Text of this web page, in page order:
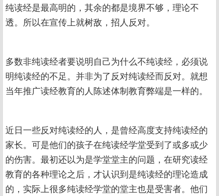
纯读经是最高明的，其余的都是境界不够，理论不
透。所以在宣传上就树敌，招人反对。
多数非纯读经者要说明自己为什么不纯读经，必须说
明纯读经的不足。并非为了反对纯读经而反对。就想
当年推广读经教育的人陈述体制教育弊端是一样的。
近日一些反对纯读经的人，是曾经高度支持纯读经的
家长。可是他们的孩子在纯读经学堂受到了或多或少
的伤害。最初还以为是学堂堂主的问题，在研究读经
教育的各种理论之后，才认识到是纯读经的理论造成
的，实际上很多纯读经学堂的堂主也是受害者。他们